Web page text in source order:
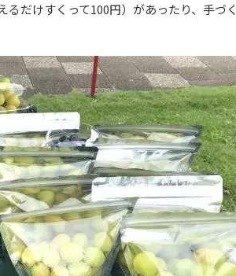
だけすくって100円）があったり、手づく